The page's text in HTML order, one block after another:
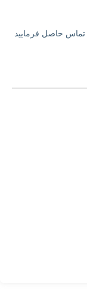
تماس حاصل فرمایید